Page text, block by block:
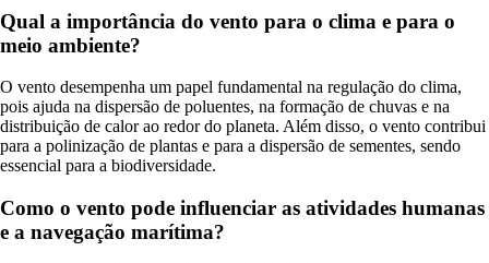
Qual a importância do vento para o clima e para o
meio ambiente?
O vento desempenha um papel fundamental na regulação do clima,
pois ajuda na dispersão de poluentes, na formação de chuvas e na
distribuição de calor ao redor do planeta. Além disso, o vento contribui
para a polinização de plantas e para a dispersão de sementes, sendo
essencial para a biodiversidade.
Como o vento pode influenciar as atividades humanas
e a navegação marítima?